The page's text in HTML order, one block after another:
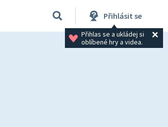
Přihlásit se
Přihlas se a ukládej si
oblíbené hry a videa.